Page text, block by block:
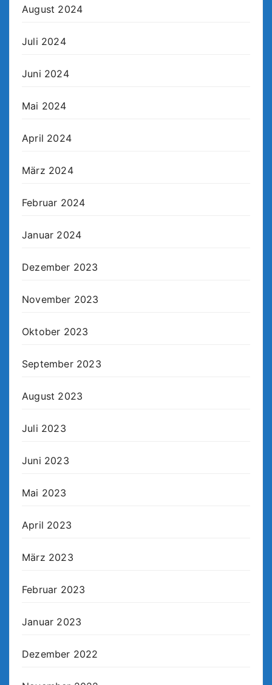
August 2024
Juli 2024
Juni 2024
Mai 2024
April 2024
März 2024
Februar 2024
Januar 2024
Dezember 2023
November 2023
Oktober 2023
September 2023
August 2023
Juli 2023
Juni 2023
Mai 2023
April 2023
März 2023
Februar 2023
Januar 2023
Dezember 2022